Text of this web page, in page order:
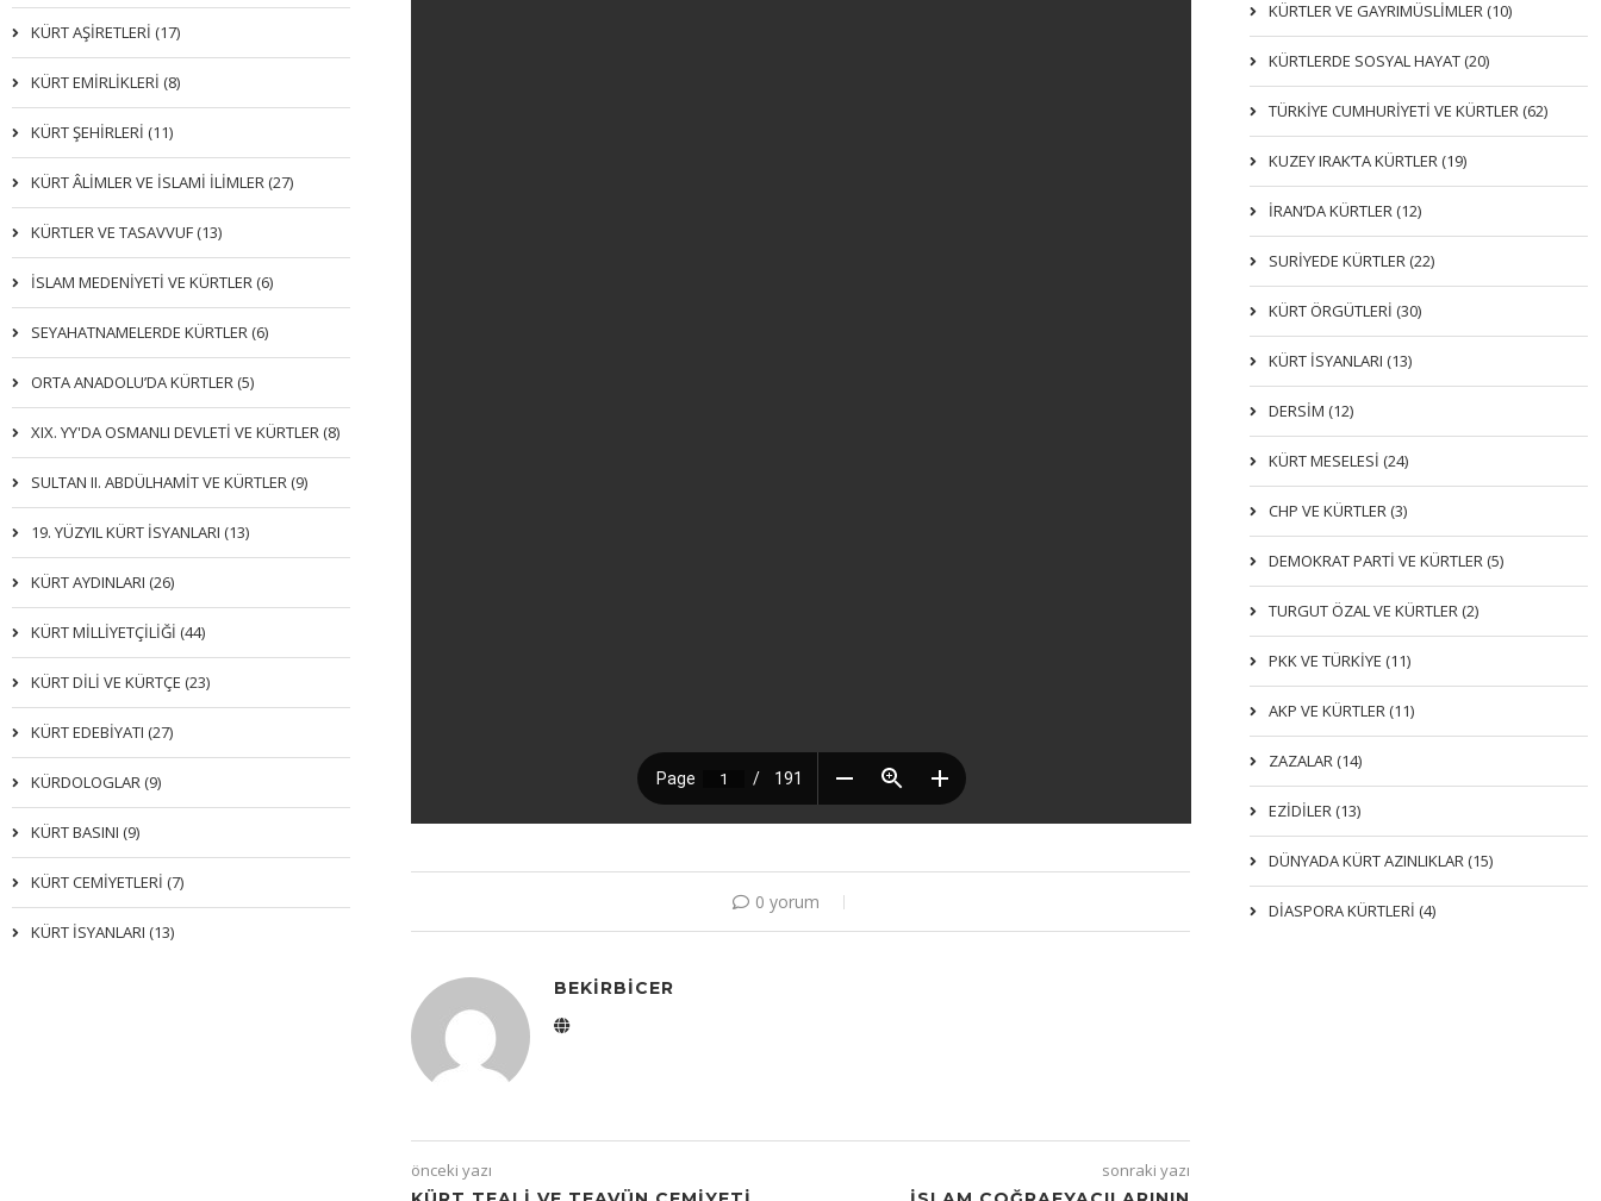
0 yorum
BEKIRBICER
önceki yazı
sonraki yazı
KÜRTLER VE GAYRIMÜSLIMLER (10)
KÜRTLERDE SOSYAL HAYAT (20)
TÜRKİYE CUMHURİYETİ VE KÜRTLER (62)
KUZEY IRAK’TA KÜRTLER (19)
İRAN’DA KÜRTLER (12)
SURİYEDE KÜRTLER (22)
KÜRT ÖRGÜTLERİ (30)
KÜRT İSYANLARI (13)
DERSIM (12)
KÜRT MESELESİ (24)
CHP VE KÜRTLER (3)
DEMOKRAT PARTI VE KÜRTLER (5)
TURGUT ÖZAL VE KÜRTLER (2)
PKK VE TÜRKIYE (11)
AKP VE KÜRTLER (11)
ZAZALAR (14)
EZIDILER (13)
DÜNYADA KÜRT AZINLIKLAR (15)
DİASPORA KÜRTLERİ (4)
KÜRT AŞİRETLERİ (17)
KÜRT EMİRLİKLERİ (8)
KÜRT ŞEHİRLERİ (11)
KÜRT ÂLİMLER VE İSLAMİ İLİMLER (27)
KÜRTLER VE TASAVVUF (13)
İSLAM MEDENİYETİ VE KÜRTLER (6)
SEYAHATNAMELERDE KÜRTLER (6)
ORTA ANADOLU’DA KÜRTLER (5)
XIX. YY'DA OSMANLI DEVLETI VE KÜRTLER (8)
SULTAN II. ABDÜLHAMİT VE KÜRTLER (9)
19. YÜZYIL KÜRT İSYANLARI (13)
KÜRT AYDINLARI (26)
KÜRT MİLLİYETÇİLİĞİ (44)
KÜRT DİLİ VE KÜRTÇE (23)
KÜRT EDEBİYATI (27)
KÜRDOLOGLAR (9)
KÜRT BASINI (9)
KÜRT CEMİYETLERİ (7)
KÜRT İSYANLARI (13)